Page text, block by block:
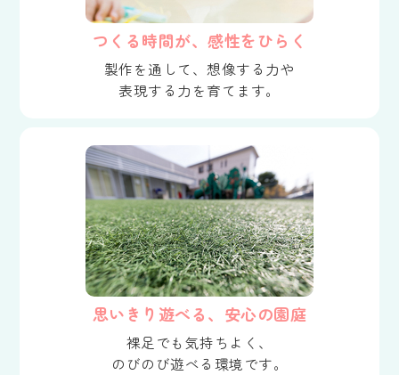
つくる時間が、感性をひらく
製作を通して、想像する力や
表現する力を育てます。
思いきり遊べる、安心の園庭
裸足でも気持ちよく、
のびのび遊べる環境です。